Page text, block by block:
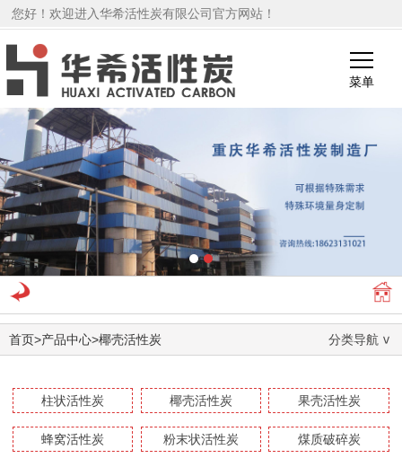
您好！欢迎进入华希活性炭有限公司官方网站！
菜单
1 2
首页>产品中心>椰壳活性炭 分类导航
柱状活性炭 椰壳活性炭 果壳活性炭
蜂窝活性炭 粉末状活性炭 煤质破碎炭